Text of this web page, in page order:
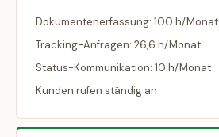
Dokumentenerfassung: 100 h/Monat
Tracking-Anfragen: 26,6 h/Monat
Status-Kommunikation: 10 h/Monat
Kunden rufen ständig an